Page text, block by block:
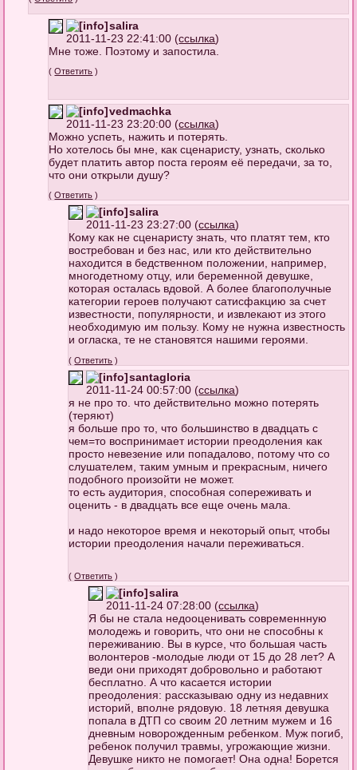
salira
2011-11-23 22:41:00 (ссылка)
Мне тоже. Поэтому и запостила.
(Ответить )
vedmachka
2011-11-23 23:20:00 (ссылка)
Можно успеть, нажить и потерять.
Но хотелось бы мне, как сценаристу, узнать, сколько
будет платить автор поста героям её передачи, за то,
что они открыли душу?
(Ответить )
salira
2011-11-23 23:27:00 (ссылка)
Кому как не сценаристу знать, что платят тем, кто
востребован и без нас, или кто действительно
находится в бедственном положении, например,
многодетному отцу, или беременной девушке,
которая осталась вдовой. А более благополучные
категории героев получают сатисфакцию за счет
известности, популярности, и извлекают из этого
необходимую им пользу. Кому не нужна известность
и огласка, те не становятся нашими героями.
(Ответить )
santagloria
2011-11-24 00:57:00 (ссылка)
я не про то. что действительно можно потерять
(теряют)
я больше про то, что большинство в двадцать с
чем=то воспринимает истории преодоления как
просто невезение или попадалово, потому что со
слушателем, таким умным и прекрасным, ничего
подобного произойти не может.
то есть аудитория, способная сопереживать и
оценить - в двадцать все еще очень мала.
и надо некоторое время и некоторый опыт, чтобы
истории преодоления начали переживаться.
(Ответить )
salira
2011-11-24 07:28:00 (ссылка)
Я бы не стала недооценивать современнную
молодежь и говорить, что они не способны к
переживанию. Вы в курсе, что большая часть
волонтеров -молодые люди от 15 до 28 лет? А
веди они приходят добровольно и работают
бесплатно. А что касается истории
преодоления: рассказываю одну из недавних
историй, вполне рядовую. 18 летняя девушка
попала в ДТП со своим 20 летним мужем и 16
дневным новорожденным ребенком. Муж погиб,
ребенок получил травмы, угрожающие жизни.
Девушке никто не помогает! Она одна! Борется